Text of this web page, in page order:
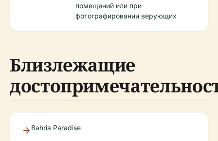
помещений или при
фотографировании верующих
Близлежащие
Bahria Paradise